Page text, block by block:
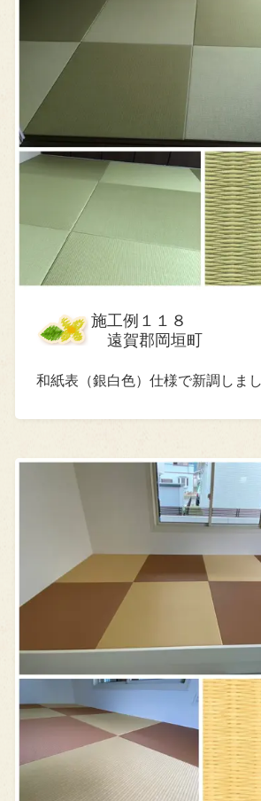
施工例１１８
遠賀郡岡垣町
和紙表（銀白色）仕様で新調しまし